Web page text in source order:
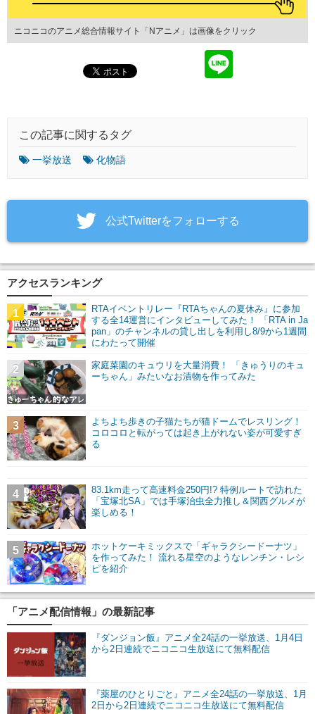
ニコニコのアニメ総合情報サイト「Nアニメ」は画像をクリック
この記事に関するタグ
一挙放送 化物語
‎公式Twitterをフォローする
アクセスランキング
RTAイベントリレー『RTAちゃんの夏休み』に参加
する全14運営にインタビューしてみた！ 「RTA in Ja
pan」のチャンネルの貸し出しを利用し8/9から1週間
にわたって開催
1
家庭菜園のキュウリを大量消費！ 「きゅうりのキュ
ーちゃん」みたいなお漬物を作ってみた
2
よちよち歩きの子猫たちが猫ドームでレスリング！
コロコロと転がっては起き上がれない姿が可愛すぎ
る
3
83.1km走って高速料金250円!? 特例ルートで訪れた
「宝塚北SA」では手塚治虫全力推し＆関西グルメが
楽しめる！
4
ホットケーキミックスで「ギャラクシードーナツ」
を作ってみた！ 流れる星空のようなレンチン・レシ
ピを紹介
5
「アニメ配信情報」の最新記事
『ダンジョン飯』アニメ全24話の一挙放送、1月4日
から2日連続でニコニコ生放送にて無料配信
『薬屋のひとりごと』アニメ全24話の一挙放送、1月
2日から2日連続でニコニコ生放送にて無料配信